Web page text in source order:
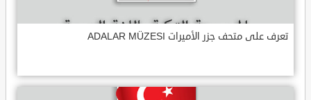
تعرف على متحف جزر الأميرات ADALAR MÜZESI